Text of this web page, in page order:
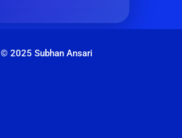
© 2025 Subhan Ansari